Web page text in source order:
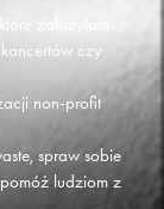
założyłam
czy
non-profit
spraw sobie
ludziom z